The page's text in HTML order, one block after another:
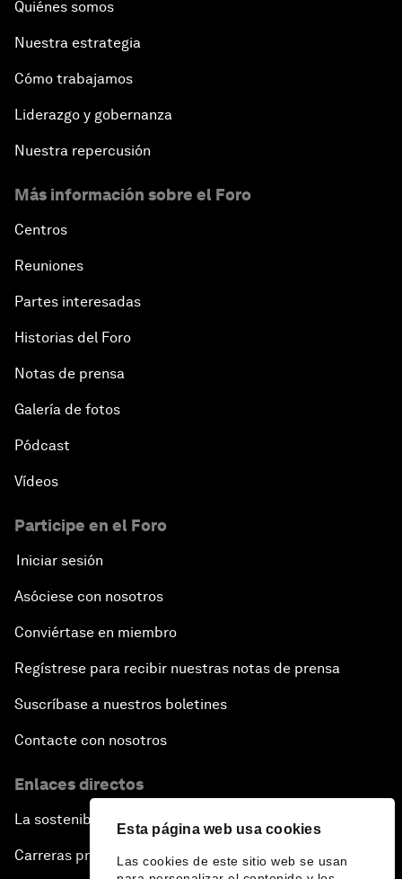
Esta página web usa cookies
Las cookies de este sitio web se usan
Quiénes somos
Nuestra estrategia
Cómo trabajamos
Liderazgo y gobernanza
Nuestra repercusión
Más información sobre el Foro
Centros
Reuniones
Partes interesadas
Historias del Foro
Notas de prensa
Galería de fotos
Pódcast
Vídeos
Participe en el Foro
Iniciar sesión
Asóciese con nosotros
Conviértase en miembro
Regístrese para recibir nuestras notas de prensa
Suscríbase a nuestros boletines
Contacte con nosotros
Enlaces directos
La sostenibilidad en el Foro
Carreras profesionales